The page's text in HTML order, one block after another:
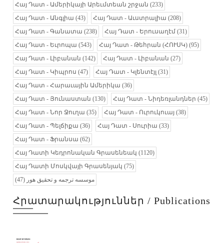
Հայ Դատ - Ամերիկայի Արեւմտեան շրջան (233)
Հայ Դատ - Անգլիա (43) Հայ Դատ - Աւստրալիա (208)
Հայ Դատ - Գանատա (238) Հայ Դատ - Երուսաղէմ (31)
Հայ Դատ - Եւրոպա (543) Հայ Դատ - Թեհրան (ՀՈՒՍԿ) (95)
Հայ Դատ - Լիբանան (142) Հայ Դատ - Լիբանան (27)
Հայ Դատ - Կիպրոս (47) Հայ Դատ - Կլենտէյլ (31)
Հայ Դատ - Հարաւային Ամերիկա (36)
Հայ Դատ - Յունաստան (130) Հայ Դատ - Նիդեռլանդներ (45)
Հայ Դատ - Նոր Ջուղա (35) Հայ Դատ - Ուրուկուայ (38)
Հայ Դատ - Պելճիքա (36) Հայ Դատ - Սուրիա (33)
Հայ Դատ - Ֆրանսա (62)
Հայ Դատի Կեդրոնական Գրասենեակ (1120)
Հայ Դատի Մոսկվայի Գրասենյակ (75)
موسسه ترجمه و تحقیق هور (47)
Հրատարակություններ / Publications